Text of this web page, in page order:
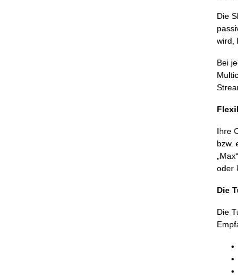
Die
wird,
Bei
Ihre
bzw.
oder
Die
Die